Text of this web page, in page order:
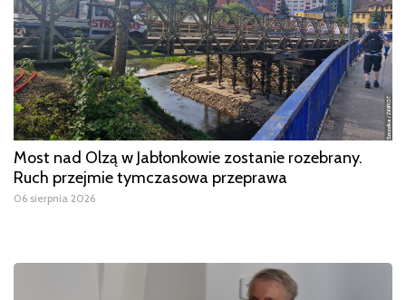
Most nad Olzą w Jabłonkowie zostanie rozebrany.
Ruch przejmie tymczasowa przeprawa
06 sierpnia 2026